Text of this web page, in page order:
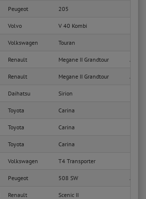
Peugeot 205
Volvo V 40 Kombi
Volkswagen Touran
Renault Megane II Grandtour
Renault Megane II Grandtour
Daihatsu Sirion
Toyota Carina
Toyota Carina
Toyota Carina
Volkswagen T4 Transporter
Peugeot 508 SW Active
Renault Scenic II